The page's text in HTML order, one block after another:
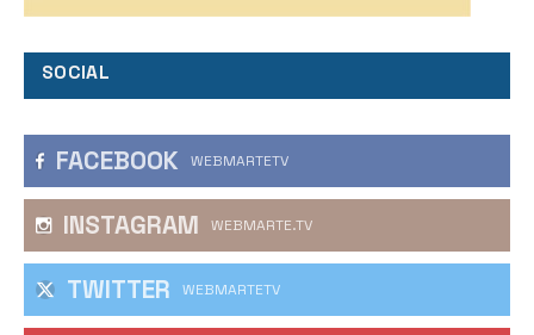
SOCIAL
FACEBOOK WEBMARTETV
INSTAGRAM WEBMARTE.TV
TWITTER WEBMARTETV